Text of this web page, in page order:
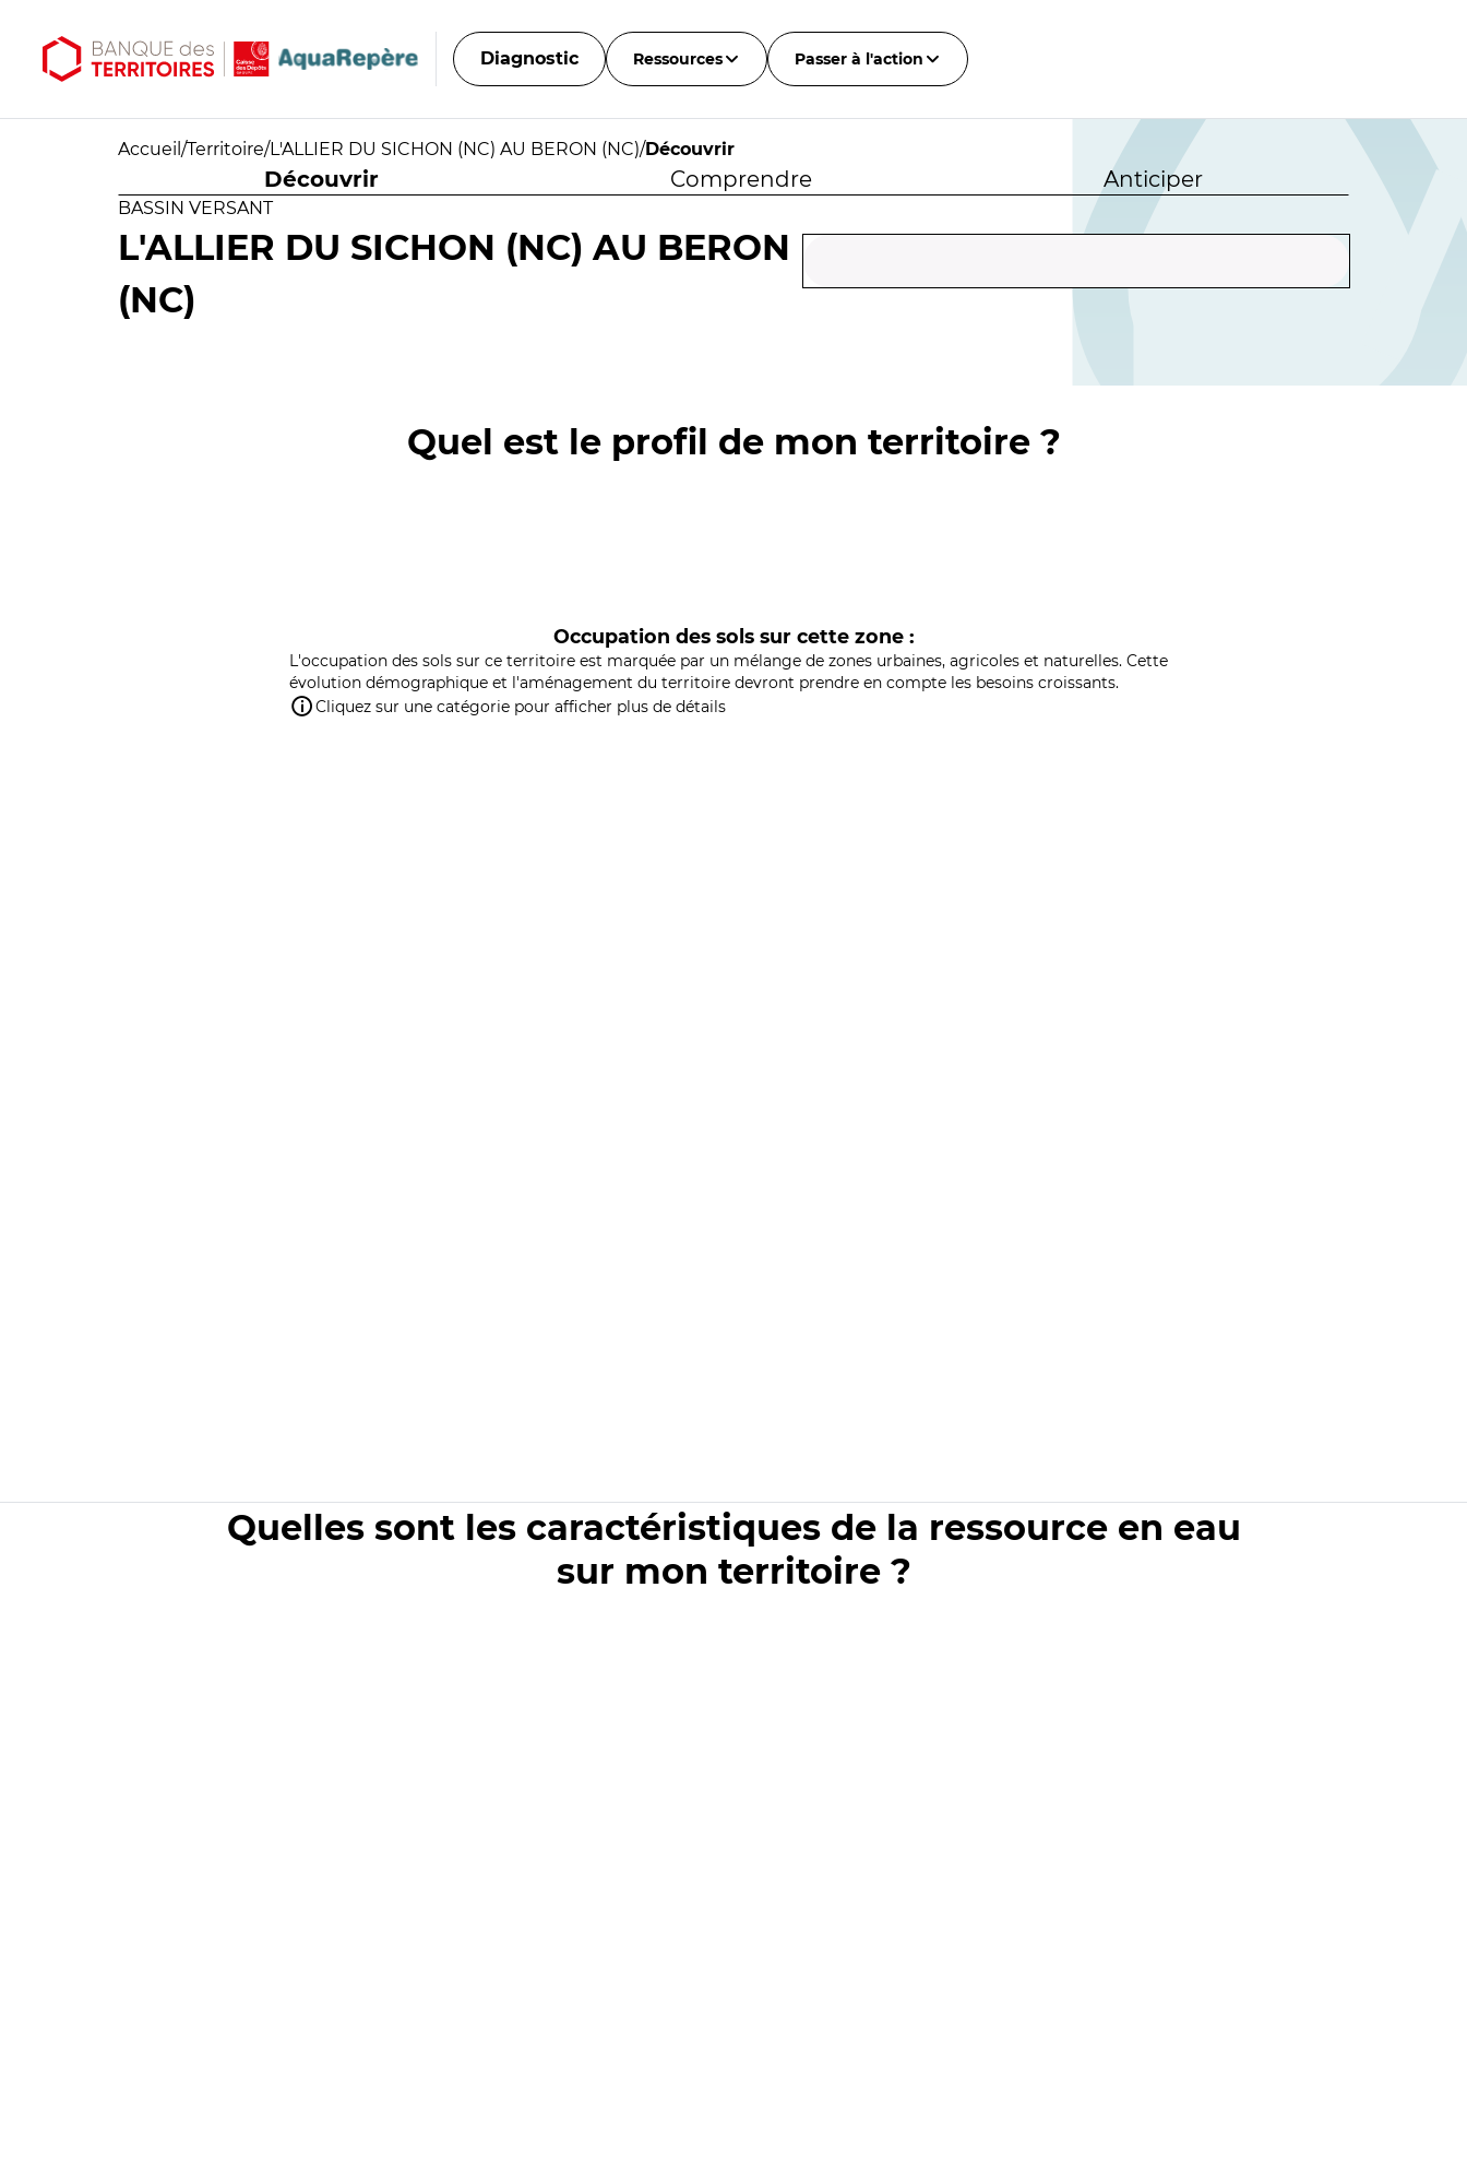
Diagnostic Ressources Passer à l'action
Accueil /Territoire/L'ALLIER DU SICHON (NC) AU BERON (NC)/Découvrir
Découvrir Comprendre Anticiper
BASSIN VERSANT
L'ALLIER DU SICHON (NC) AU BERON
(NC)
Quel est le profil de mon territoire ?
Occupation des sols sur cette zone :
L'occupation des sols sur ce territoire est marquée par un mélange de zones urbaines, agricoles et naturelles. Cette
évolution démographique et l'aménagement du territoire devront prendre en compte les besoins croissants.
Cliquez sur une catégorie pour afficher plus de détails
Quelles sont les caractéristiques de la ressource en eau
sur mon territoire ?